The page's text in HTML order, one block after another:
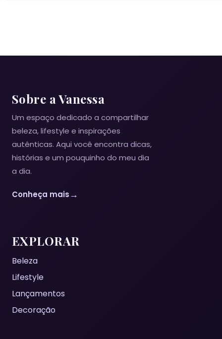
Sobre a Vanessa
Um espaço dedicado a compartilhar
beleza, lifestyle e inspirações
autênticas. Aqui você encontra dicas,
histórias e um pouquinho do meu dia
a dia.
Conheça mais→
EXPLORAR
Beleza
Lifestyle
Lançamentos
Decoração